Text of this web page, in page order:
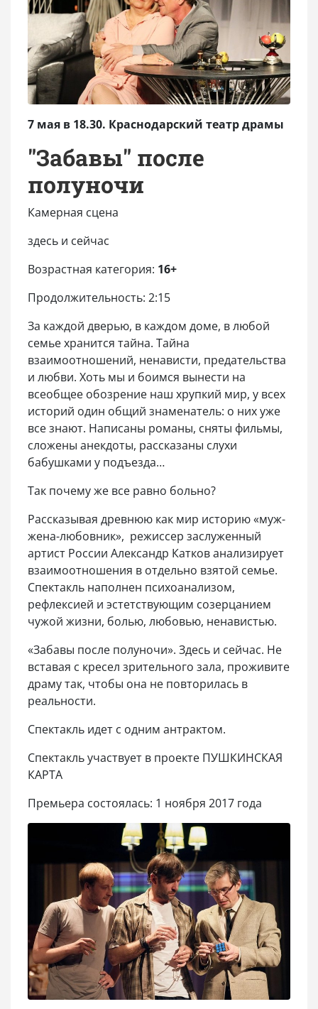
7 мая в 18.30. Краснодарский театр драмы
"Забавы" после
полуночи
Камерная сцена
здесь и сейчас
Возрастная категория: 16+
Продолжительность: 2:15
За каждой дверью, в каждом доме, в любой
семье хранится тайна. Тайна
взаимоотношений, ненависти, предательства
и любви. Хоть мы и боимся вынести на
всеобщее обозрение наш хрупкий мир, у всех
историй один общий знаменатель: о них уже
все знают. Написаны романы, сняты фильмы,
сложены анекдоты, рассказаны слухи
бабушками у подъезда…
Так почему же все равно больно?
Рассказывая древнюю как мир историю «муж-
жена-любовник», режиссер заслуженный
артист России Александр Катков анализирует
взаимоотношения в отдельно взятой семье.
Спектакль наполнен психоанализом,
рефлексией и эстетствующим созерцанием
чужой жизни, болью, любовью, ненавистью.
«Забавы после полуночи». Здесь и сейчас. Не
вставая с кресел зрительного зала, проживите
драму так, чтобы она не повторилась в
реальности.
Спектакль идет с одним антрактом.
Спектакль участвует в проекте ПУШКИНСКАЯ
КАРТА
Премьера состоялась: 1 ноября 2017 года